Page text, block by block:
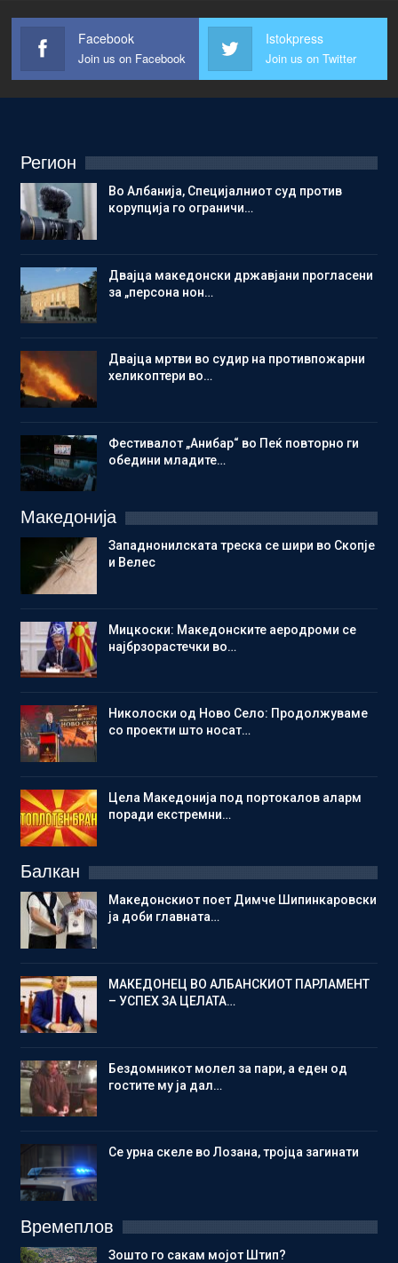
Facebook
Join us on Facebook
Istokpress
Join us on Twitter
Регион
Во Албанија, Специјалниот суд против
корупција го ограничи…
Двајца македонски државјани прогласени
за „персона нон…
Двајца мртви во судир на противпожарни
хеликоптери во…
Фестивалот „Анибар“ во Пеќ повторно ги
обедини младите…
Македонија
Западнонилската треска се шири во Скопје
и Велес
Мицкоски: Македонските аеродроми се
најбрзорастечки во…
Николоски од Ново Село: Продолжуваме
со проекти што носат…
Цела Македонија под портокалов аларм
поради екстремни…
Балкан
Македонскиот поет Димче Шипинкаровски
ја доби главната…
МАКЕДОНЕЦ ВО АЛБАНСКИОТ ПАРЛАМЕНТ
– УСПЕХ ЗА ЦЕЛАТА…
Бездомникот молел за пари, а еден од
гостите му ја дал…
Се урна скеле во Лозана, тројца загинати
Времеплов
Зошто го сакам мојот Штип?